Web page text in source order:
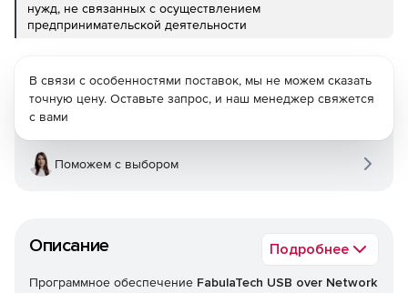
нужд, не связанных с осуществлением
предпринимательской деятельности
Описание Подробнее
Программное обеспечение FabulaTech USB over Network
В связи с особенностями поставок, мы не можем сказать
точную цену. Оставьте запрос, и наш менеджер свяжется
с вами
Поможем с выбором